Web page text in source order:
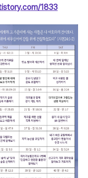
1833